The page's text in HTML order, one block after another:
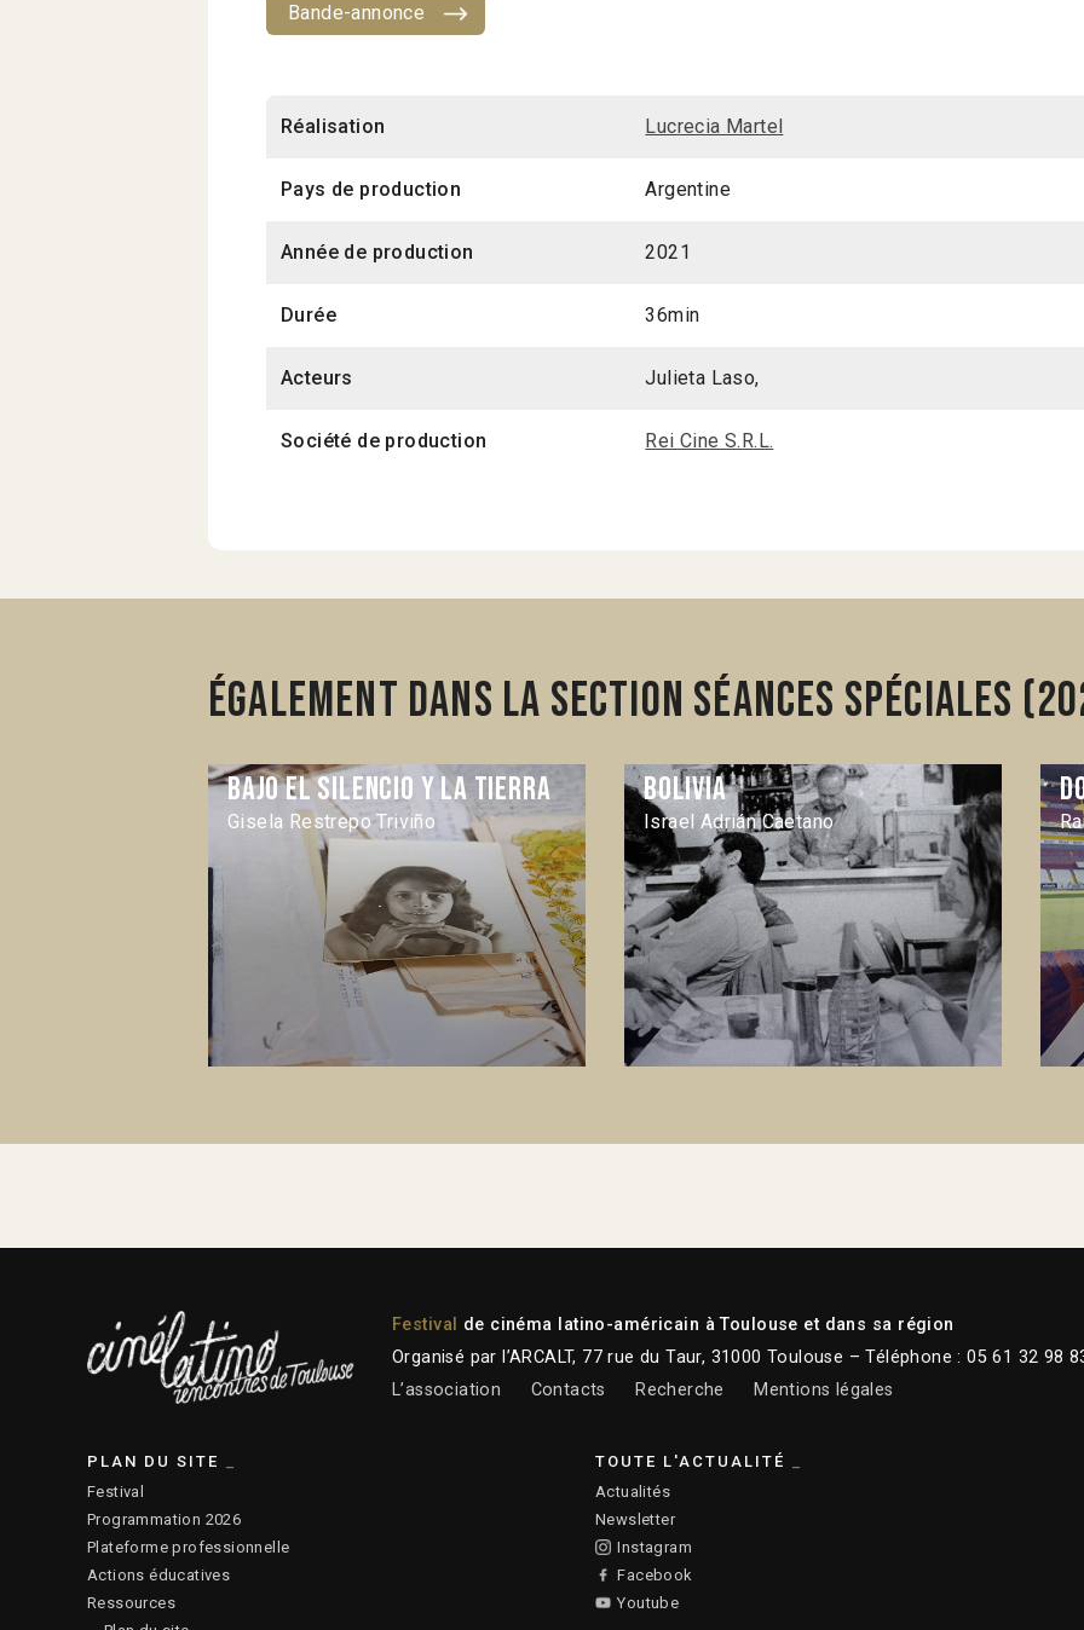
Bande-annonce
Réalisation Lucrecia Martel
Pays de production Argentine
Année de production 2021
Durée 36min
Acteurs Julieta Laso,
Société de production Rei Cine S.R.L.
Également dans la section Séances spéciales
Bajo el silencio y la tierra
Gisela Restrepo Triviño
Bolivia
Israel Adrián Caetano
Festival
de cinéma latino-américain à Toulouse et dans sa région
Organisé par l’ARCALT, 77 rue du Taur, 31000 Toulouse – Téléphone : 05 61 32 98
L’association
Contacts Recherche Mentions légales
PLAN DU SITE
Festival
Programmation 2026
Plateforme professionnelle
Actions éducatives
Ressources
TOUTE L'ACTUALITÉ
Actualités
Newsletter
Instagram
Facebook
Youtube